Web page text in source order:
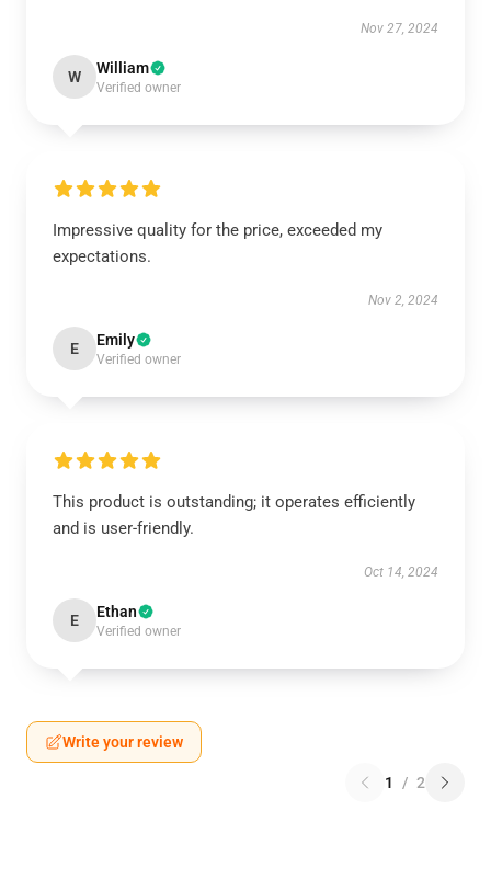
Nov 27, 2024
W William
Verified owner
Impressive quality for the price, exceeded my
expectations.
Nov 2, 2024
E Emily
Verified owner
This product is outstanding; it operates efficiently
and is user-friendly.
Oct 14, 2024
E Ethan
Verified owner
Write your review
1 / 2